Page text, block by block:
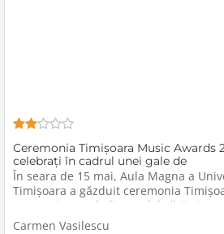
Ceremonia Timișoara Music Awards
celebrați în cadrul unei gale de
În seara de 15 mai, Aula Magna a
Timișoara a găzduit ceremonia
un eveniment dedicat celebrării și
artiștilor locali la dezvoltarea
Carmen Vasilescu